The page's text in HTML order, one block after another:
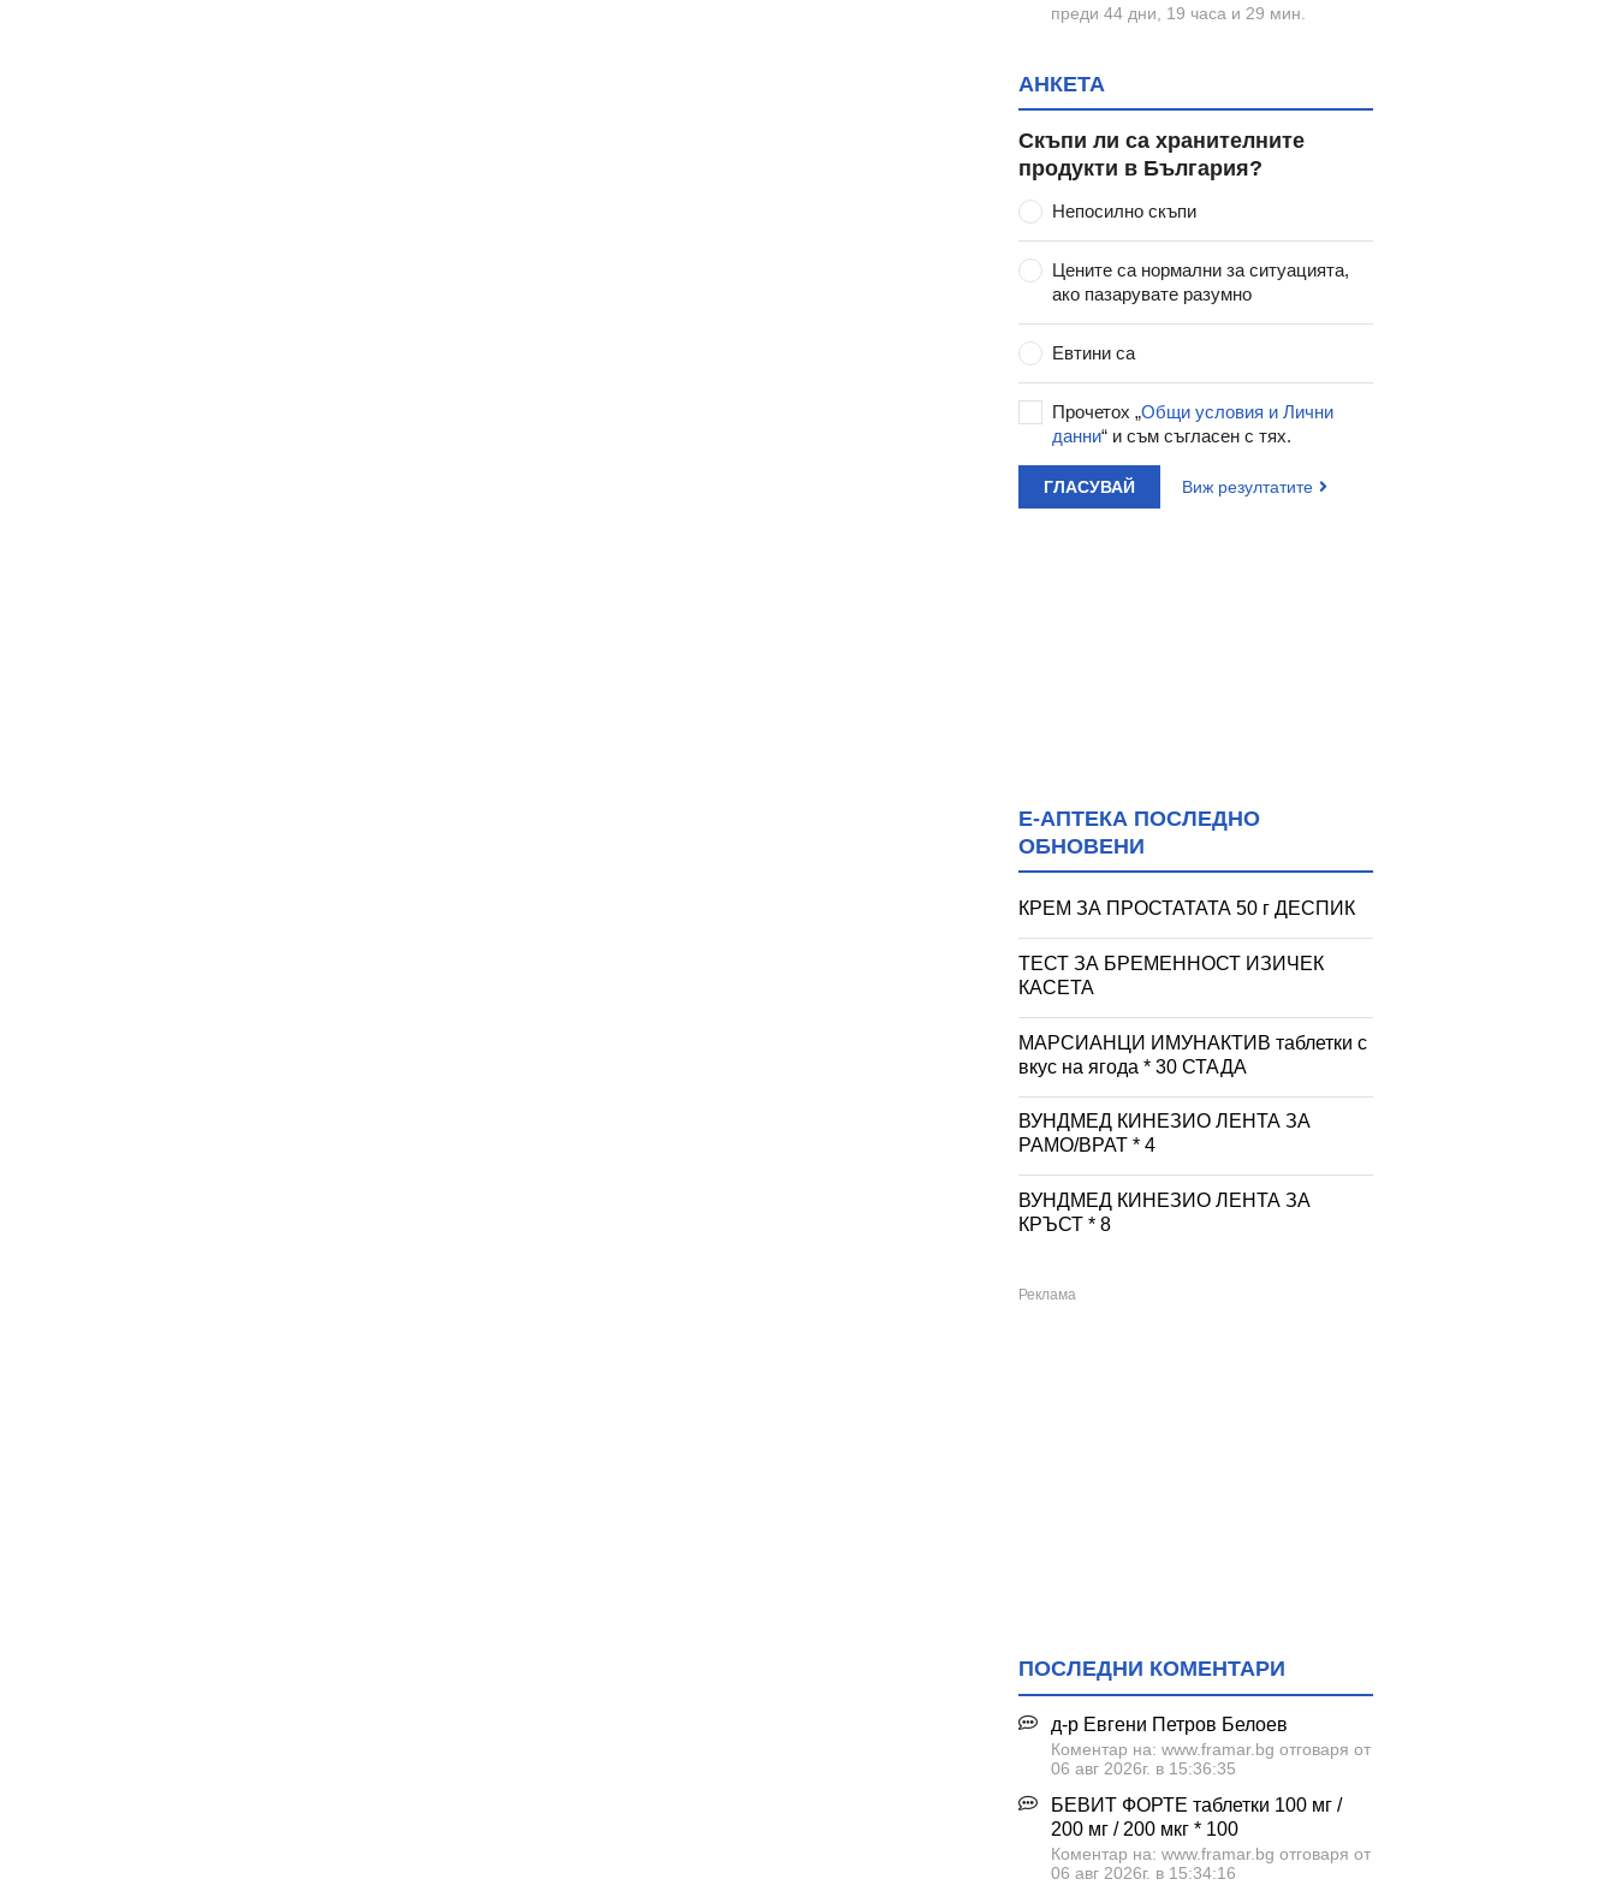
преди 44 дни, 19 часа и 29 мин.
АНКЕТА
Скъпи ли са хранителните
продукти в България?
Непосилно скъпи
Цените са нормални за ситуацията,
ако пазарувате разумно
Евтини са
Прочетох „Общи условия и Лични
данни“ и съм съгласен с тях.
ГЛАСУВАЙ Виж резултатите
Е-АПТЕКА ПОСЛЕДНО
ОБНОВЕНИ
КРЕМ ЗА ПРОСТАТАТА 50 г ДЕСПИК
ТЕСТ ЗА БРЕМЕННОСТ ИЗИЧЕК
КАСЕТА
МАРСИАНЦИ ИМУНАКТИВ таблетки с
вкус на ягода * 30 СТАДА
ВУНДМЕД КИНЕЗИО ЛЕНТА ЗА
РАМО/ВРАТ * 4
ВУНДМЕД КИНЕЗИО ЛЕНТА ЗА
КРЪСТ * 8
ПОСЛЕДНИ КОМЕНТАРИ
д-р Евгени Петров Белоев
Коментар на: www.framar.bg отговаря от
06 авг 2026г. в 15:36:35
БЕВИТ ФОРТЕ таблетки 100 мг /
200 мг / 200 мкг * 100
Коментар на: www.framar.bg отговаря от
06 авг 2026г. в 15:34:16